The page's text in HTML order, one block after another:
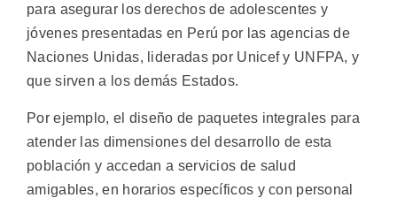
para asegurar los derechos de adolescentes y
jóvenes presentadas en Perú por las agencias de
Naciones Unidas, lideradas por Unicef y UNFPA, y
que sirven a los demás Estados.
Por ejemplo, el diseño de paquetes integrales para
atender las dimensiones del desarrollo de esta
población y accedan a servicios de salud
amigables, en horarios específicos y con personal